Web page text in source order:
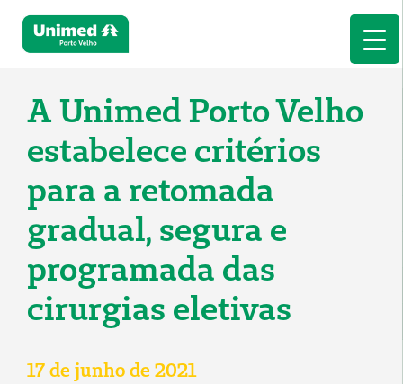
A Unimed Porto Velho
estabelece critérios
para a retomada
gradual, segura e
programada das
cirurgias eletivas
17 de junho de 2021